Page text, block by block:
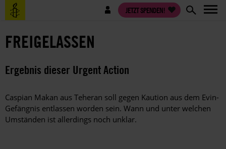
Direkt
zum
Benutzermenü JETZT SPENDEN!
FREIGELASSEN
Ergebnis dieser Urgent Action
Caspian Makan aus Teheran soll gegen Kaution aus dem Evin-
Gefängnis entlassen worden sein. Wann und unter welchen
Umständen ist allerdings noch unklar.